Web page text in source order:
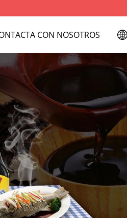
CON NOSOTROS